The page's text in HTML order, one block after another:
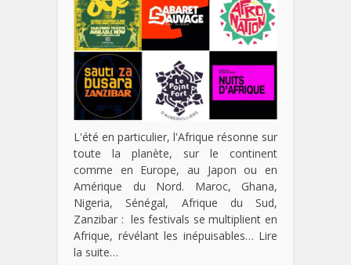
L'été en particulier, l'Afrique résonne sur
toute la planète, sur le continent
comme en Europe, au Japon ou en
Amérique du Nord. Maroc, Ghana,
Nigeria, Sénégal, Afrique du Sud,
Zanzibar : les festivals se multiplient en
Afrique, révélant les inépuisables… Lire
la suite…